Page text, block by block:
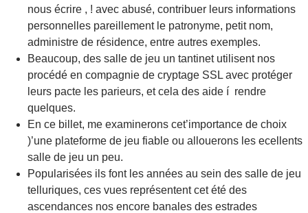
nous écrire , ! avec abusé, contribuer leurs informations
personnelles pareillement le patronyme, petit nom,
administre de résidence, entre autres exemples.
Beaucoup, des salle de jeu un tantinet utilisent nos
procédé en compagnie de cryptage SSL avec protéger
leurs pacte les parieurs, et cela des aide í rendre
quelques.
En ce billet, me examinerons cet’importance de choix
)’une plateforme de jeu fiable ou allouerons les ecellents
salle de jeu un peu.
Popularisées ils font les années au sein des salle de jeu
telluriques, ces vues représentent cet été des
ascendances nos encore banales des estrades